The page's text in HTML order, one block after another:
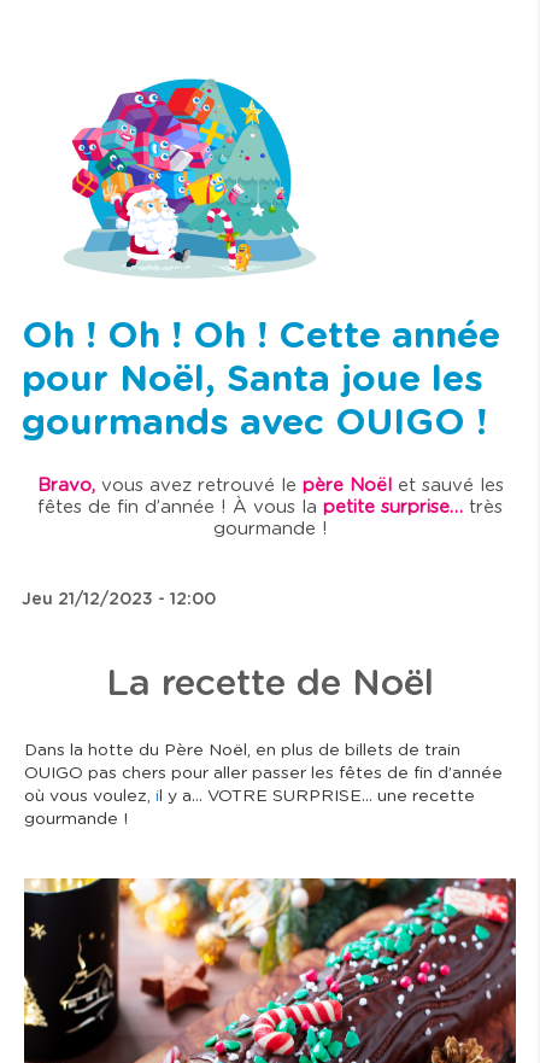
Oh ! Oh ! Oh ! Cette année
pour Noël, Santa joue les
gourmands avec OUIGO !
Bravo,vous avez retrouvé le père Noël et sauvé les
fêtes de fin d’année ! À vous la petite surprise… très
gourmande !
Jeu 21/12/2023 - 12:00
La recette de Noël
Dans la hotte du Père Noël, en plus de billets de train
OUIGO pas chers pour aller passer les fêtes de fin d’année
où vous voulez, i l y a… VOTRE SURPRISE… une recette
gourmande !